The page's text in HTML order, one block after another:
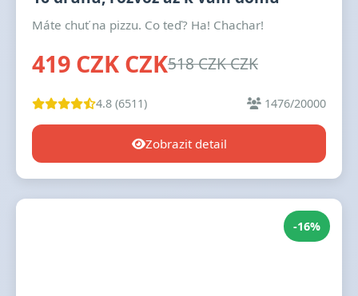
Máte chuť na pizzu. Co teď? Ha! Chachar!
419 CZK CZK518 CZK CZK
4.8 (6511) 1476/20000
Zobrazit detail
-16%